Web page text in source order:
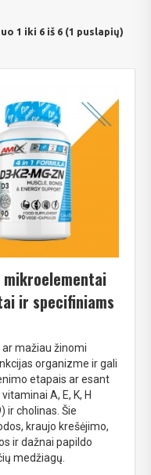
1 iki 6 iš 6 (1 puslapių)
ir specifiniams
mažiau žinomi
organizme ir gali
etapais ar esant
A, E, K, H
ir cholinas. Šie
kraujo krešėjimo,
ir dažnai papildo
medžiagų.